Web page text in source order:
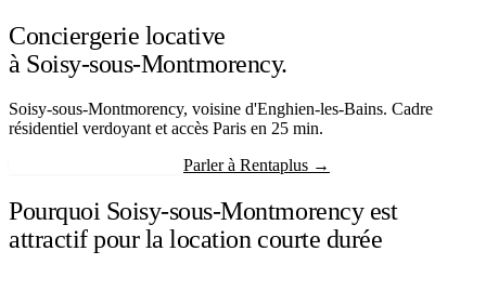
Conciergerie locative
à Soisy-sous-Montmorency.
Soisy-sous-Montmorency, voisine d'Enghien-les-Bains. Cadre
résidentiel verdoyant et accès Paris en 25 min.
Parler à Rentaplus →
Pourquoi Soisy-sous-Montmorency est
attractif pour la location courte durée